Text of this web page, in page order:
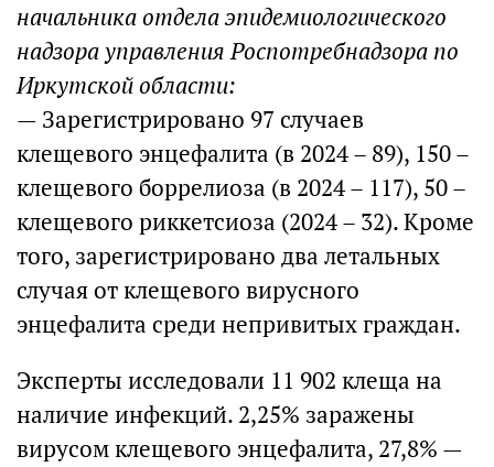
начальника отдела эпидемиологического
надзора управления Роспотребнадзора по
Иркутской области:
— Зарегистрировано 97 случаев
клещевого энцефалита (в 2024 – 89), 150 –
клещевого боррелиоза (в 2024 – 117), 50 –
клещевого риккетсиоза (2024 – 32). Кроме
того, зарегистрировано два летальных
случая от клещевого вирусного
энцефалита среди непривитых граждан.
Эксперты исследовали 11 902 клеща на
наличие инфекций. 2,25% заражены
вирусом клещевого энцефалита, 27,8% —